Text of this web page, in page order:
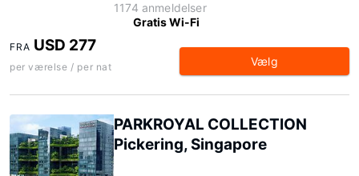
1174 anmeldelser
Gratis Wi-Fi
FRA USD 277
per værelse / per nat Vælg
PARKROYAL COLLECTION
Pickering, Singapore